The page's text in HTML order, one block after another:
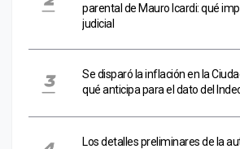
parental de Mauro Icardi: qué
judicial
Se disparó la inflación en la
qué anticipa para el dato del
Los detalles preliminares de la